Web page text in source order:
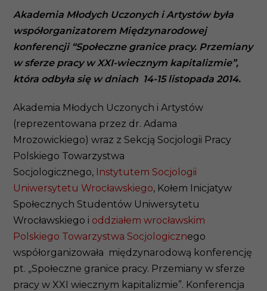
Akademia Młodych Uczonych i Artystów była
współorganizatorem Międzynarodowej
konferencji “Społeczne granice pracy. Przemiany
w sferze pracy w XXI-wiecznym kapitalizmie”,
która odbyła się w dniach 14-15 listopada 2014.
Akademia Młodych Uczonych i Artystów
(reprezentowana przez dr. Adama
Mrozowickiego) wraz z Sekcją Socjologii Pracy
Polskiego Towarzystwa
Socjologicznego, Instytutem Socjologii
Uniwersytetu Wrocławskiego, Kołem Inicjatyw
Społecznych Studentów Uniwersytetu
Wrocławskiego i oddziałem wrocławskim
Polskiego Towarzystwa Socjologicznego
współorganizowała międzynarodową konferencję
pt. „Społeczne granice pracy. Przemiany w sferze
pracy w XXI wiecznym kapitalizmie”. Konferencja